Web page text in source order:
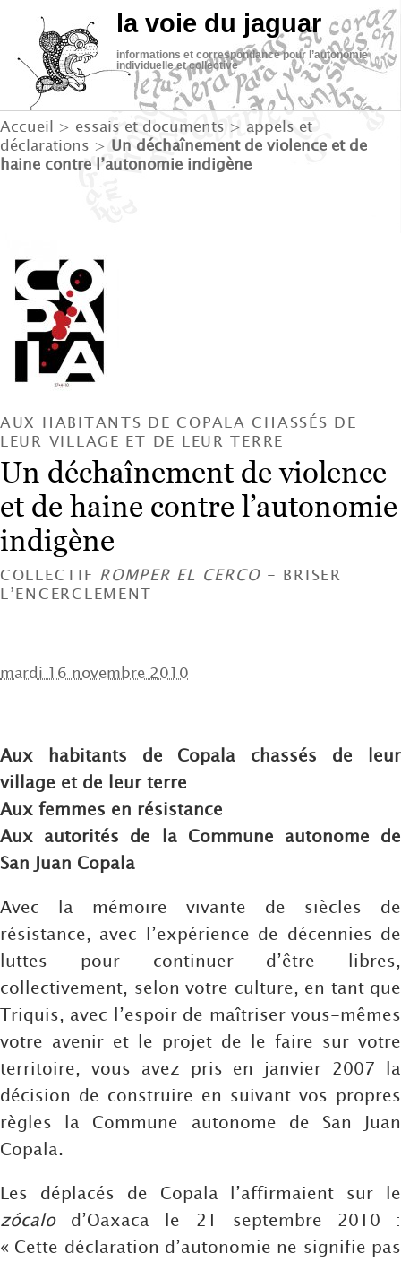
la voie du jaguar
informations et correspondance pour l’autonomie
individuelle et collective
Accueil > essais et documents > appels et
déclarations > Un déchaînement de violence et de
haine contre l’autonomie indigène
AUX HABITANTS DE COPALA CHASSÉS DE
LEUR VILLAGE ET DE LEUR TERRE
Un déchaînement de violence
et de haine contre l’autonomie
indigène
COLLECTIF ROMPER EL CERCO - BRISER
L’ENCERCLEMENT
mardi 16 novembre 2010
Aux habitants de Copala chassés de leur
village et de leur terre
Aux femmes en résistance
Aux autorités de la Commune autonome de
San Juan Copala
Avec la mémoire vivante de siècles de
résistance, avec l’expérience de décennies de
luttes pour continuer d’être libres,
collectivement, selon votre culture, en tant que
Triquis, avec l’espoir de maîtriser vous-mêmes
votre avenir et le projet de le faire sur votre
territoire, vous avez pris en janvier 2007 la
décision de construire en suivant vos propres
règles la Commune autonome de San Juan
Copala.
Les déplacés de Copala l’affirmaient sur le
zócalod’Oaxaca le 21 septembre 2010 :
« Cette déclaration d’autonomie ne signifie pas